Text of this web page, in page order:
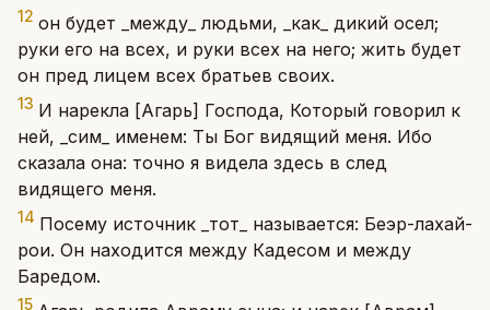
12 он будет _между_ людьми, _как_ дикий осел;
руки его на всех, и руки всех на него; жить будет
он пред лицем всех братьев своих.
13 И нарекла [Агарь] Господа, Который говорил к
ней, _сим_ именем: Ты Бог видящий меня. Ибо
сказала она: точно я видела здесь в след
видящего меня.
14 Посему источник _тот_ называется: Беэр-лахай-
рои. Он находится между Кадесом и между
Баредом.
15